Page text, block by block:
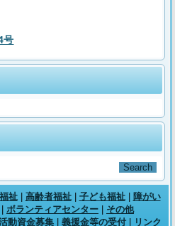
号
祉| 高齢者福祉| 子ども福祉|
障がい
ボランティアセンター
その他
動資金募集 義援金等の受付 リンク